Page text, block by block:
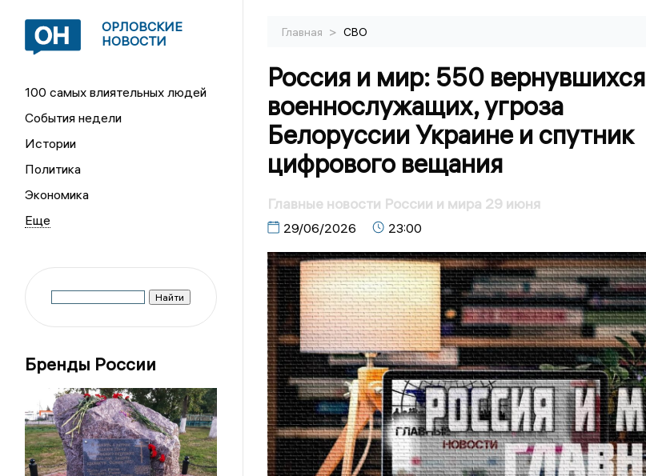
ОРЛОВСКИЕ
НОВОСТИ
100 самых влиятельных людей
События недели
Истории
Политика
Экономика
Бренды России
Главная > СВО
Россия и мир: 550 вернувшихся
военнослужащих, угроза
Белоруссии Украине и спутник
цифрового вещания
Главные новости России и мира 29 июня
29/06/2026 23:00